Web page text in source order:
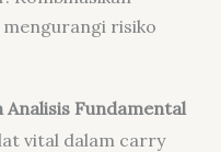
risiko
Fundamental
vital dalam carry